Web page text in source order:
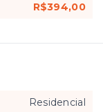
R$394,00
Residencial